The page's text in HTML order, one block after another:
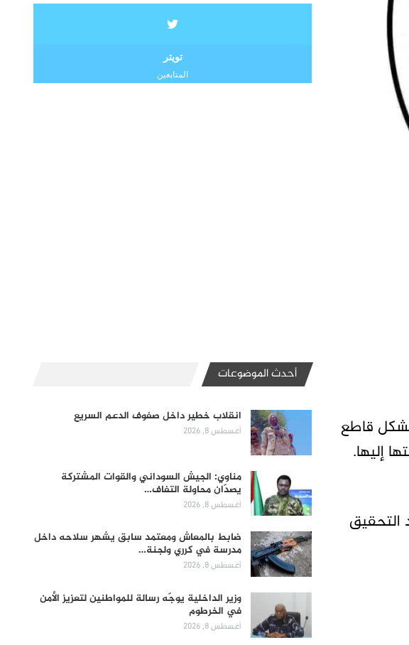
قاطع
إليها.
التحقيق
تويتر
المتابعين
أحدث الموضوعات
انقلاب خطير داخل صفوف الدعم السريع
أغسطس 8, 2026
مناوي: الجيش السوداني والقوات المشتركة
يصدّان محاولة التفاف…
أغسطس 8, 2026
ضابط بالمعاش ومعتمد سابق يشهر سلاحه داخل
مدرسة في كرري ولجنة…
أغسطس 8, 2026
وزير الداخلية يوجّه رسالة للمواطنين لتعزيز الأمن
في الخرطوم
أغسطس 8, 2026